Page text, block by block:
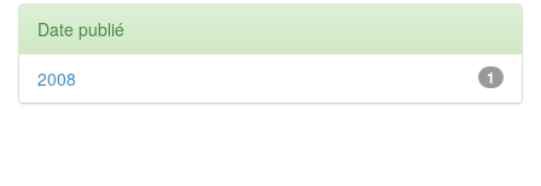
Date publié
1
2008